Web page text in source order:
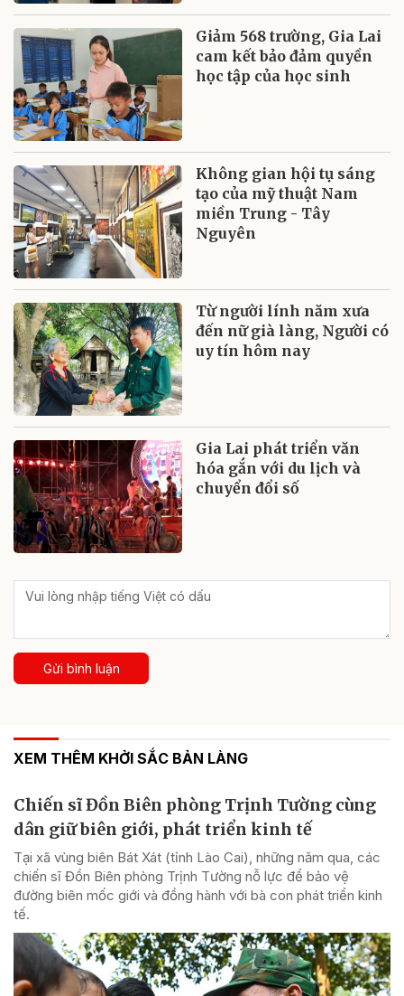
Giảm 568 trường, Gia Lai
cam kết bảo đảm quyền
học tập của học sinh
Không gian hội tụ sáng
tạo của mỹ thuật Nam
miền Trung - Tây
Nguyên
Từ người lính năm xưa
đến nữ già làng, Người có
uy tín hôm nay
Gia Lai phát triển văn
hóa gắn với du lịch và
chuyển đổi số
Gửi bình luận
XEM THÊM KHỞI SẮC BẢN LÀNG
Chiến sĩ Đồn Biên phòng Trịnh Tường cùng
dân giữ biên giới, phát triển kinh tế
Tại xã vùng biên Bát Xát (tỉnh Lào Cai), những năm qua, các
chiến sĩ Đồn Biên phòng Trịnh Tường nỗ lực để bảo vệ
đường biên mốc giới và đồng hành với bà con phát triển kinh
tế.